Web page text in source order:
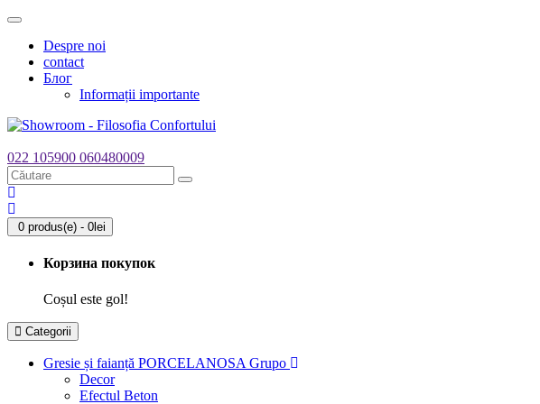
Toggle
navigationDespre noi
contact
Блог
Informații importante
022 105900 060480009
0 produs(e) - 0lei
Корзина покупок
Coșul este gol!
Categorii
Gresie și faianță PORCELANOSA Grupo
Decor
Efectul Beton